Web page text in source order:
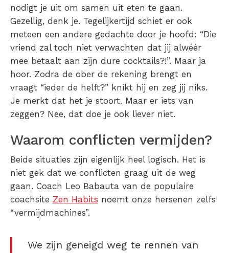
nodigt je uit om samen uit eten te gaan.
Gezellig, denk je. Tegelijkertijd schiet er ook
meteen een andere gedachte door je hoofd: “Die
vriend zal toch niet verwachten dat jij alwéér
mee betaalt aan zijn dure cocktails?!”. Maar ja
hoor. Zodra de ober de rekening brengt en
vraagt “ieder de helft?” knikt hij en zeg jij niks.
Je merkt dat het je stoort. Maar er iets van
zeggen? Nee, dat doe je ook liever niet.
Waarom conflicten vermijden?
Beide situaties zijn eigenlijk heel logisch. Het is
niet gek dat we conflicten graag uit de weg
gaan. Coach Leo Babauta van de populaire
coachsite Zen Habits noemt onze hersenen zelfs
“vermijdmachines”.
We zijn geneigd weg te rennen van